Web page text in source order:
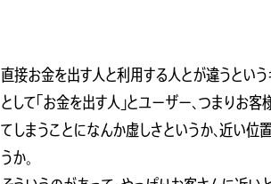
直接お金を出す人と利用する人とが違うとい
として「お金を出す人」とユーザー、つまりお
てしまうことになんか虚しさというか、近い
うか。